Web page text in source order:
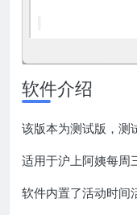
软件介绍
该版本为测试版，测
适用于沪上阿姨每周
软件内置了活动时间